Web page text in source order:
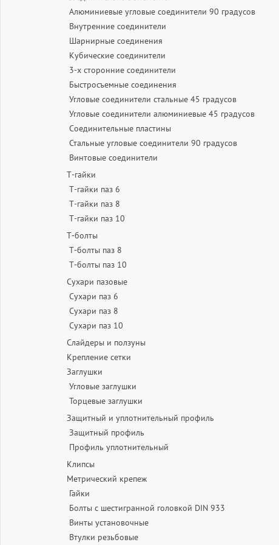
Алюминиевые угловые соединители 90 градусов
Внутренние соединители
Шарнирные соединения
Кубические соединители
3-х сторонние соединители
Быстросъемные соединения
Угловые соединители стальные 45 градусов
Угловые соединители алюминиевые 45 градусов
Соединительные пластины
Стальные угловые соединители 90 градусов
Винтовые соединители
Т-гайки
Т-гайки паз 6
Т-гайки паз 8
Т-гайки паз 10
Т-болты
Т-болты паз 8
Т-болты паз 10
Сухари пазовые
Сухари паз 6
Сухари паз 8
Сухари паз 10
Слайдеры и ползуны
Крепление сетки
Заглушки
Угловые заглушки
Торцевые заглушки
Защитный и уплотнительный профиль
Защитный профиль
Профиль уплотнительный
Клипсы
Метрический крепеж
Гайки
Болты с шестигранной головкой DIN 933
Винты установочные
Втулки резьбовые